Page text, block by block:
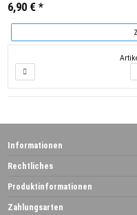
6,90 € *
Informationen
Rechtliches
Produktinformationen
Zahlungsarten